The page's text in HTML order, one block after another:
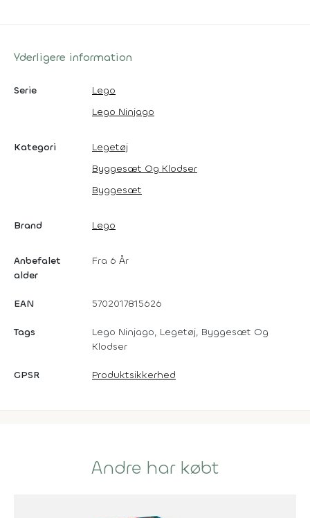
Yderligere information
Serie
Lego
Lego Ninjago
Kategori
Legetøj
Byggesæt Og Klodser
Byggesæt
Brand Lego
Anbefalet
alder
Fra 6 År
EAN 5702017815626
Tags
Lego Ninjago, Legetøj, Byggesæt Og
Klodser
GPSR Produktsikkerhed
Andre har købt